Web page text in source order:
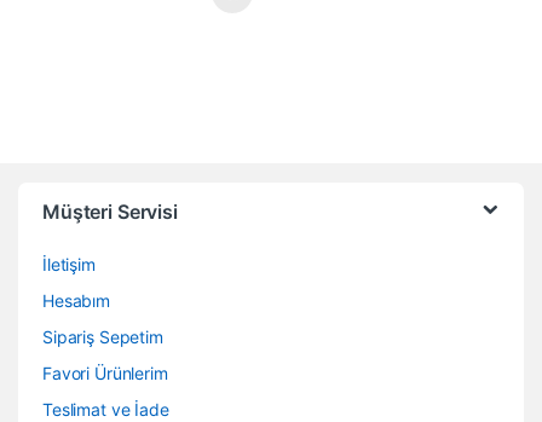
Müşteri Servisi
İletişim
Hesabım
Sipariş Sepetim
Favori Ürünlerim
Teslimat ve İade